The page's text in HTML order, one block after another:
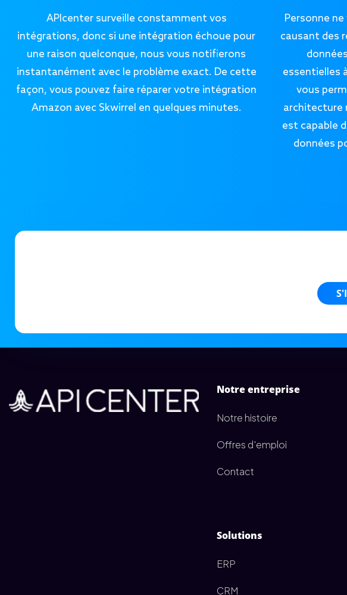
APIcenter surveille constamment vos
intégrations, donc si une intégration échoue pour
une raison quelconque, nous vous notifierons
instantanément avec le problème exact. De cette
façon, vous pouvez faire réparer votre intégration
Amazon avec Skwirrel en quelques minutes.
Personne
causant des
essentielles
vous
architecture
est capable
données
Notre entreprise
Notre histoire
Offres d'emploi
Contact
Solutions
ERP
CRM